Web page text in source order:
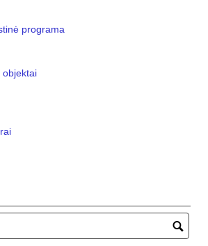
programa
objektai